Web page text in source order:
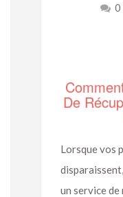
0
De
Lorsque vos
un service